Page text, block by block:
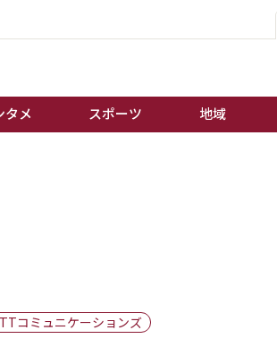
タメ スポーツ 地域
棋王戦
コミュニケーションズ